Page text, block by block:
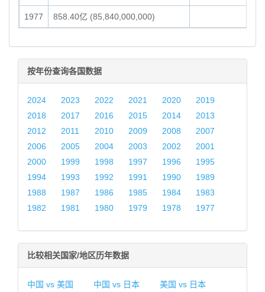
1977 858.40亿 (85,840,000,000)
按年份查询各国数据
2024 2023 2022 2021 2020
2019
2018
2017 2016 2015 2014
2013
2012
2011 2010 2009 2008
2007
2006
2005 2004 2003 2002
2001
2000
1999 1998 1997 1996
1995
1994
1993 1992 1991 1990
1989
1988
1987 1986 1985 1984
1983
1982
1981 1980 1979 1978 1977
比较相关国家/地区历年数据
中国 vs 美国 中国 vs 日本
美国 vs 日本